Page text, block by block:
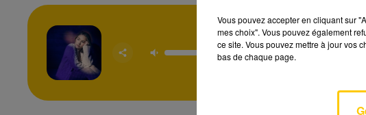
Silent Treatment
FREYA SKYE
Vous pouvez accepter en cliquant sur
mes choix". Vous pouvez également
ce site. Vous pouvez mettre à jour vos
bas de chaque page.